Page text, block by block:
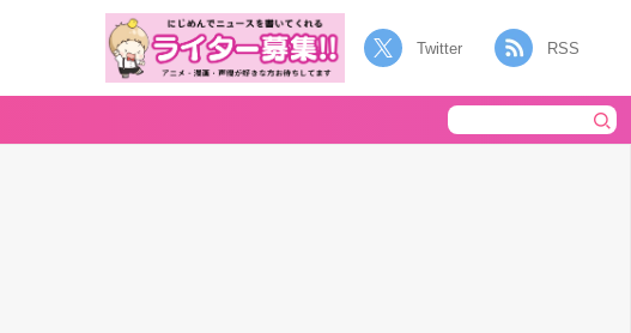
Twitter RSS